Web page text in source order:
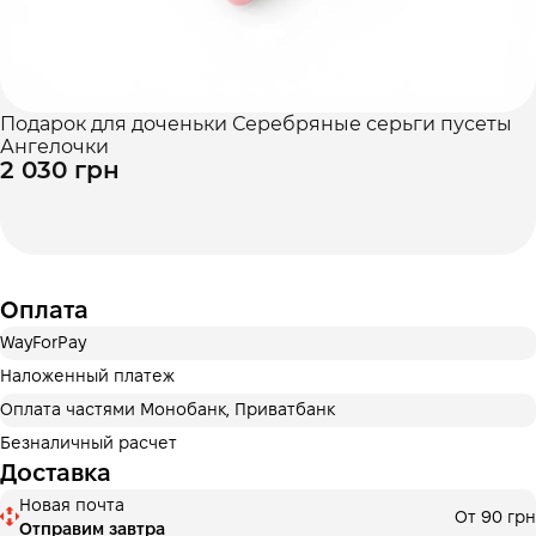
Подарок для доченьки Серебряные серьги пусеты
Ангелочки
2 030 грн
Оплата
WayForPay
Наложенный платеж
Оплата частями Монобанк, Приватбанк
Безналичный расчет
Доставка
Новая почта
Отправим завтра
От 90 грн